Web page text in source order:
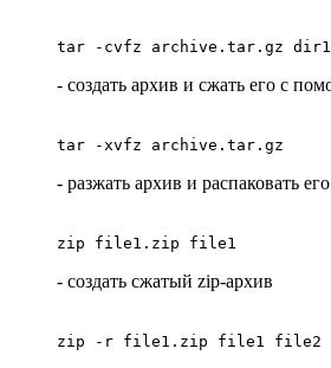
tar -cvfz archive.tar.gz dir1
- создать архив и сжать его с
tar -xvfz archive.tar.gz
- разжать архив и распаковать его
zip file1.zip file1
- создать сжатый zip-архив
zip -r file1.zip file1 file2